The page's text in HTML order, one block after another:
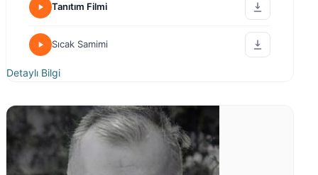
Tanıtım Filmi
Sıcak Samimi
Detaylı Bilgi